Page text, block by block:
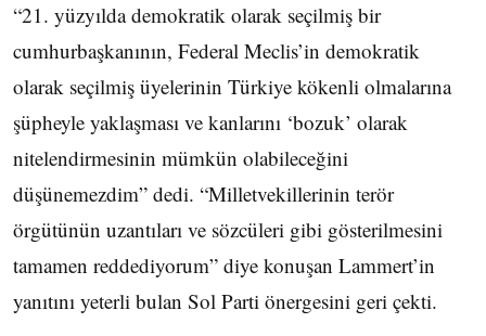
“21. yüzyılda demokratik olarak seçilmiş bir
cumhurbaşkanının, Federal Meclis’in demokratik
olarak seçilmiş üyelerinin Türkiye kökenli olmalarına
şüpheyle yaklaşması ve kanlarını ‘bozuk’ olarak
nitelendirmesinin mümkün olabileceğini
düşünemezdim” dedi. “Milletvekillerinin terör
örgütünün uzantıları ve sözcüleri gibi gösterilmesini
tamamen reddediyorum” diye konuşan Lammert’in
yanıtını yeterli bulan Sol Parti önergesini geri çekti.